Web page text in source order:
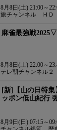
8月8日(土) 21:00～
旅チャンネル ＨＤ
麻雀最強戦
8月8日(土) 22:00～
テレ朝チャンネル２
[新]【山の日特集
ッポン低山紀行
8月9日(日) 07:15～